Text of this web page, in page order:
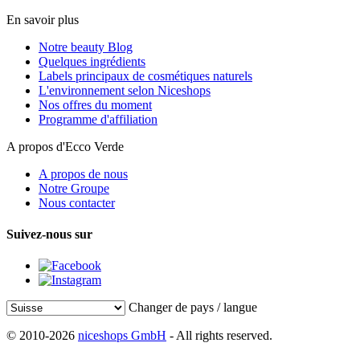
En savoir plus
Notre beauty Blog
Quelques ingrédients
Labels principaux de cosmétiques naturels
L'environnement selon Niceshops
Nos offres du moment
Programme d'affiliation
A propos d'Ecco Verde
A propos de nous
Notre Groupe
Nous contacter
Suivez-nous sur
Changer de pays / langue
© 2010-2026 niceshops GmbH - All rights reserved.